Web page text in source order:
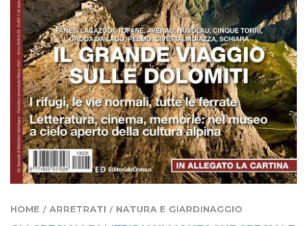
HOME / ARRETRATI / NATURA E GIARDINAGGIO